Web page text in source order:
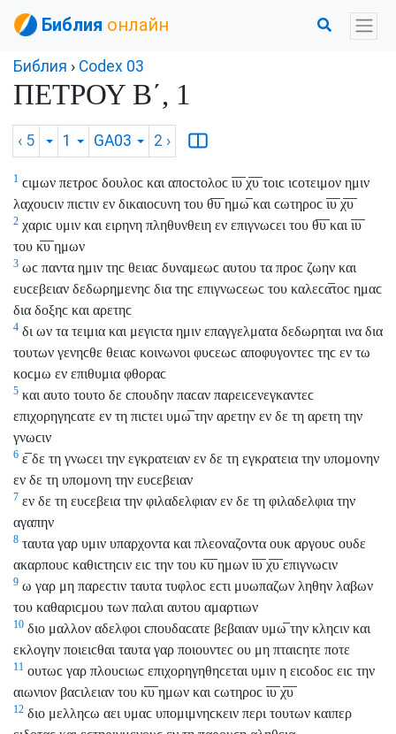
Библия онлайн
Библия › Codex 03
ΠΕΤΡΟΥ Β΄, 1
‹ 5 1 GA03 2 ›
1 ϲιμων πετροϲ δουλοϲ και αποϲτολοϲ ι̅υ̅ χ̅υ̅ τοιϲ ιϲοτειμον ημιν
λαχουϲιν πιϲτιν εν δικαιοϲυνη του θ̅υ̅ ημω̅ και ϲωτηροϲ ι̅υ̅ χ̅υ̅
2 χαριϲ υμιν και ειρηνη πληθυνθειη εν επιγνωϲει του θ̅υ̅ και ι̅υ̅
του κ̅υ̅ ημων
3 ωϲ παντα ημιν τηϲ θειαϲ δυναμεωϲ αυτου τα προϲ ζωην και
ευϲεβειαν δεδωρημενηϲ δια τηϲ επιγνωϲεωϲ του καλεϲα̅τοϲ ημαϲ
δια δοξηϲ και αρετηϲ
4 δι ων τα τειμια και μεγιϲτα ημιν επαγγελματα δεδωρηται ινα δια
τουτων γενηϲθε θειαϲ κοινωνοι φυϲεωϲ αποφυγοντεϲ τηϲ εν τω
κοϲμω εν επιθυμια φθοραϲ
5 και αυτο τουτο δε ϲπουδην παϲαν παρειϲενεγκαντεϲ
επιχορηγηϲατε εν τη πιϲτει υμω̅ την αρετην εν δε τη αρετη την
γνωϲιν
6 ε̅ δε τη γνωϲει την εγκρατειαν εν δε τη εγκρατεια την υπομονην
εν δε τη υπομονη την ευϲεβειαν
7 εν δε τη ευϲεβεια την φιλαδελφιαν εν δε τη φιλαδελφια την
αγαπην
8 ταυτα γαρ υμιν υπαρχοντα και πλεοναζοντα ουκ αργουϲ ουδε
ακαρπουϲ καθιϲτηϲιν ειϲ την του κ̅υ̅ ημων ι̅υ̅ χ̅υ̅ επιγνωϲιν
9 ω γαρ μη παρεϲτιν ταυτα τυφλοϲ εϲτι μυωπαζων ληθην λαβων
του καθαριϲμου των παλαι αυτου αμαρτιων
10 διο μαλλον αδελφοι ϲπουδαϲατε βεβαιαν υμω̅ την κληϲιν και
εκλογην ποιειϲθαι ταυτα γαρ ποιουντεϲ ου μη πταιϲητε ποτε
11 ουτωϲ γαρ πλουϲιωϲ επιχορηγηθηϲεται υμιν η ειϲοδοϲ ειϲ την
αιωνιον βαϲιλειαν του κ̅υ̅ ημων και ϲωτηροϲ ι̅υ̅ χ̅υ̅
12 διο μελληϲω αει υμαϲ υπομιμνηϲκειν περι τουτων καιπερ